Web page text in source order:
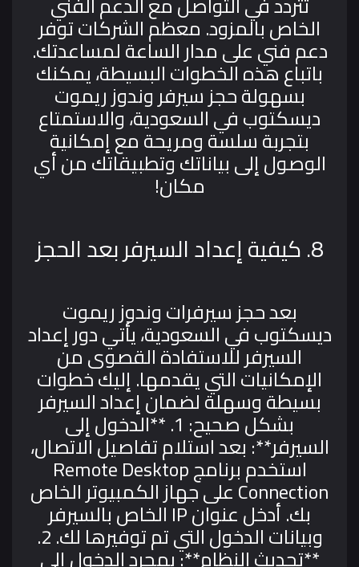
الخاص بالمزود. معظم الشركات توفر
دعم فني على مدار الساعة لمساعدتك.
باتباع هذه الخطوات البسيطة، يمكنك
بسهولة حجز سيرفر وندوز ريموت
ديسكتوب في السعودية، والاستمتاع
بتجربة سلسة ومريحة مع إمكانية
الوصول إلى بياناتك وتطبيقاتك من أي
مكان!
8. كيفية إعداد السيرفر بعد الحجز
بعد حجز سيرفرات وندوز ريموت
ديسكتوب في السعودية، يأتي دور إعداد
السيرفر للاستفادة القصوى من
الإمكانيات التي يقدمها. إليك خطوات
بسيطة وسهلة لضمان إعداد السيرفر
بشكل صحيح: 1. **الدخول إلى
السيرفر**: بعد استلام تفاصيل الاتصال،
استخدم برنامج Remote Desktop
Connection على جهاز الكمبيوتر الخاص
بك. أدخل عنوان IP الخاص بالسيرفر
وبيانات الدخول التي تم توفيرها لك. 2.
**تحديث النظام**: بمجرد الدخول إلى